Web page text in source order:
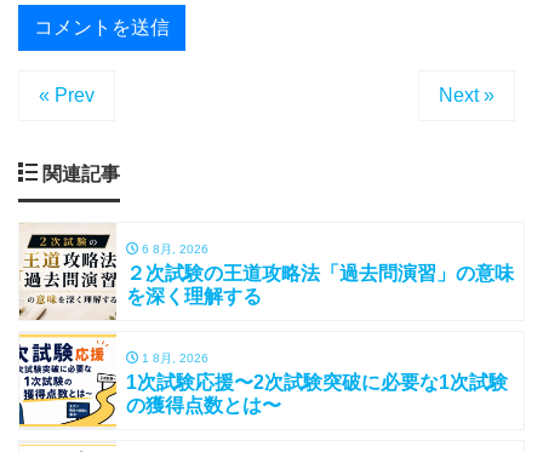
« Prev Next »
関連記事
6 8月, 2026
２次試験の王道攻略法「過去問演習」の意味
を深く理解する
1 8月, 2026
1次試験応援〜2次試験突破に必要な1次試験
の獲得点数とは〜